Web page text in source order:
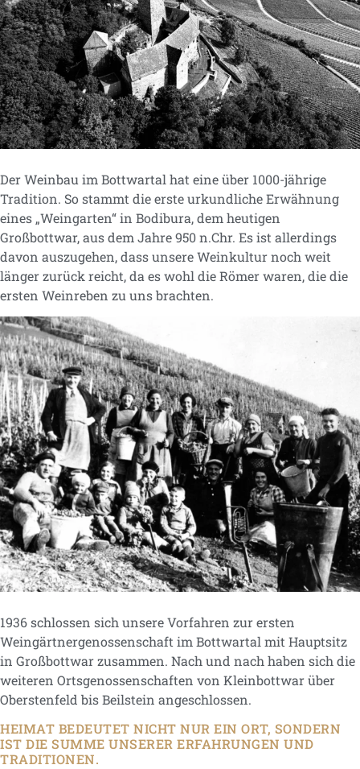
Der Weinbau im Bottwartal hat eine über 1000-jährige
Tradition. So stammt die erste urkundliche Erwähnung
eines „Weingarten“ in Bodibura, dem heutigen
Großbottwar, aus dem Jahre 950 n.Chr. Es ist allerdings
davon auszugehen, dass unsere Weinkultur noch weit
länger zurück reicht, da es wohl die Römer waren, die die
ersten Weinreben zu uns brachten.
1936 schlossen sich unsere Vorfahren zur ersten
Weingärtnergenossenschaft im Bottwartal mit Hauptsitz
in Großbottwar zusammen. Nach und nach haben sich die
weiteren Ortsgenossenschaften von Kleinbottwar über
Oberstenfeld bis Beilstein angeschlossen.
HEIMAT BEDEUTET NICHT NUR EIN ORT, SONDERN
IST DIE SUMME UNSERER ERFAHRUNGEN UND
TRADITIONEN.